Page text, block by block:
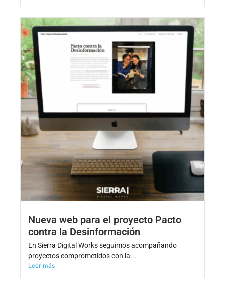
Nueva web para el proyecto Pacto
contra la Desinformación
En Sierra Digital Works seguimos acompañando
proyectos comprometidos con la...
Leer más